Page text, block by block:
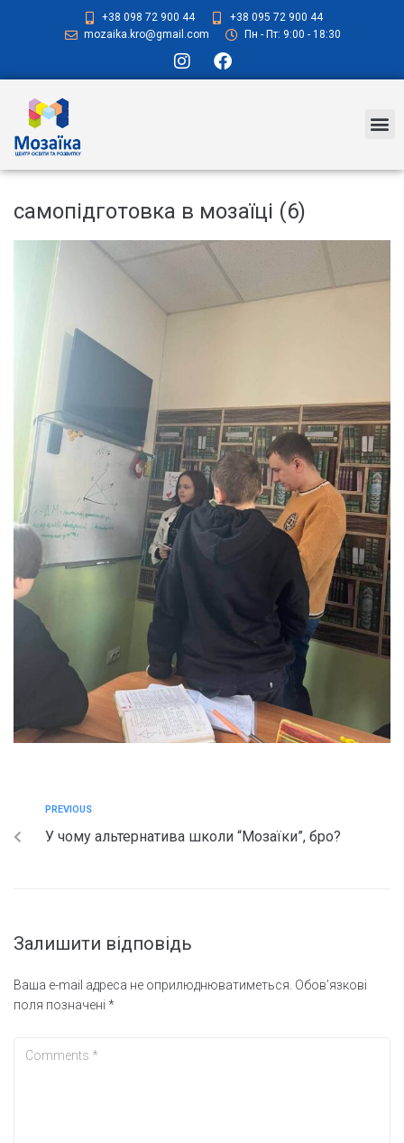
+38 098 72 900 44
+38 095 72 900 44
mozaika.kro@gmail.com
Пн - Пт: 9:00 - 18:30
самопідготовка в мозаїці (6)
PREVIOUS
У чому альтернатива школи “Мозаїки”, бро?
Залишити відповідь
Ваша e-mail адреса не оприлюднюватиметься. Обов’язкові
поля позначені *